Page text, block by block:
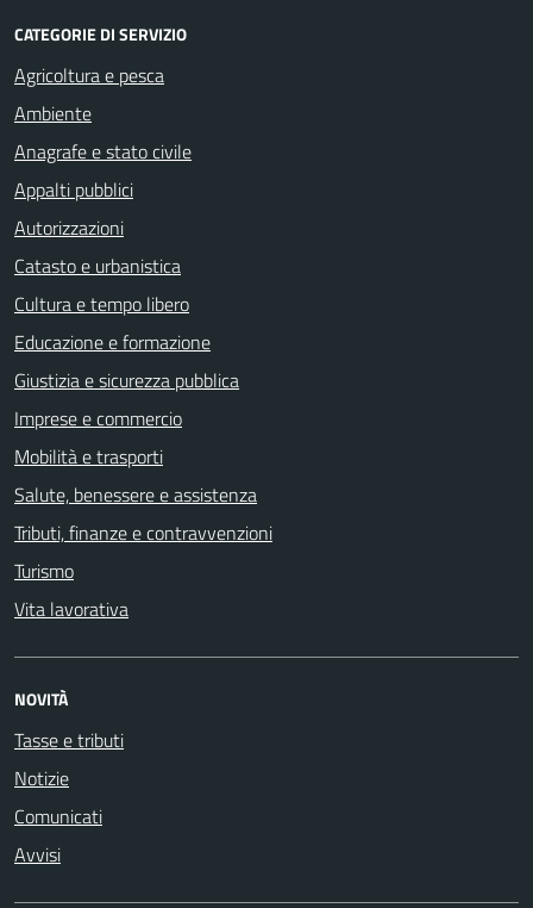
CATEGORIE DI SERVIZIO
Agricoltura e pesca
Ambiente
Anagrafe e stato civile
Appalti pubblici
Autorizzazioni
Catasto e urbanistica
Cultura e tempo libero
Educazione e formazione
Giustizia e sicurezza pubblica
Imprese e commercio
Mobilità e trasporti
Salute, benessere e assistenza
Tributi, finanze e contravvenzioni
Turismo
Vita lavorativa
NOVITÀ
Tasse e tributi
Notizie
Comunicati
Avvisi